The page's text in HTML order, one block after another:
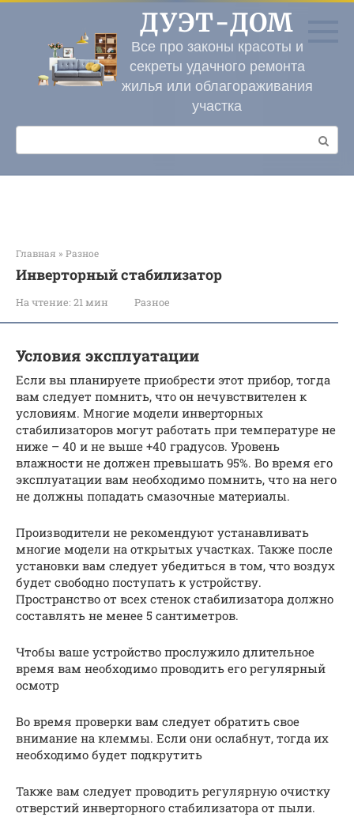
Перейти
контенту
ДУЭТ-ДОМ
Все про законы красоты и
секреты удачного ремонта
жилья или облагораживания
участка
Поиск:
Главная » Разное
Инверторный стабилизатор
На чтение: 21 мин Разное
Условия эксплуатации
Если вы планируете приобрести этот прибор, тогда
вам следует помнить, что он нечувствителен к
условиям. Многие модели инверторных
стабилизаторов могут работать при температуре не
ниже – 40 и не выше +40 градусов. Уровень
влажности не должен превышать 95%. Во время его
эксплуатации вам необходимо помнить, что на него
не должны попадать смазочные материалы.
Производители не рекомендуют устанавливать
многие модели на открытых участках. Также после
установки вам следует убедиться в том, что воздух
будет свободно поступать к устройству.
Пространство от всех стенок стабилизатора должно
составлять не менее 5 сантиметров.
Чтобы ваше устройство прослужило длительное
время вам необходимо проводить его регулярный
осмотр
Во время проверки вам следует обратить свое
внимание на клеммы. Если они ослабнут, тогда их
необходимо будет подкрутить
Также вам следует проводить регулярную очистку
отверстий инверторного стабилизатора от пыли.